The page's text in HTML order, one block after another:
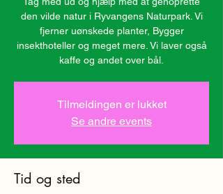
den vilde natur i Ryvangens Naturpark. Vi
fjerner uønskede planter, Bygger
insekthoteller og meget mere. Vi laver også
kaffe og andet over bål.
Tilmeldingen er lukket
Se andre events
Tid og sted